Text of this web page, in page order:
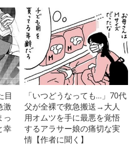
目
激
っ
幸
「いつどうなっても…」70代
父が全裸で救急搬送→大人
用オムツを手に最悪を覚悟
するアラサー娘の痛切な実
情【作者に聞く】